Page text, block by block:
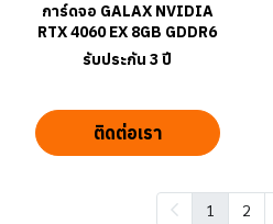
การ์ดจอ GALAX NVIDIA
RTX 4060 EX 8GB GDDR6
รับประกัน 3 ปี
ติดต่อเรา
1 2